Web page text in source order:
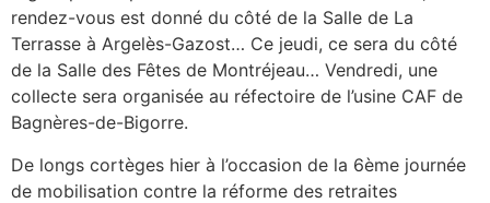
rendez-vous est donné du côté de la Salle de La
Terrasse à Argelès-Gazost… Ce jeudi, ce sera du côté
de la Salle des Fêtes de Montréjeau… Vendredi, une
collecte sera organisée au réfectoire de l’usine CAF de
Bagnères-de-Bigorre.
De longs cortèges hier à l’occasion de la 6ème journée
de mobilisation contre la réforme des retraites